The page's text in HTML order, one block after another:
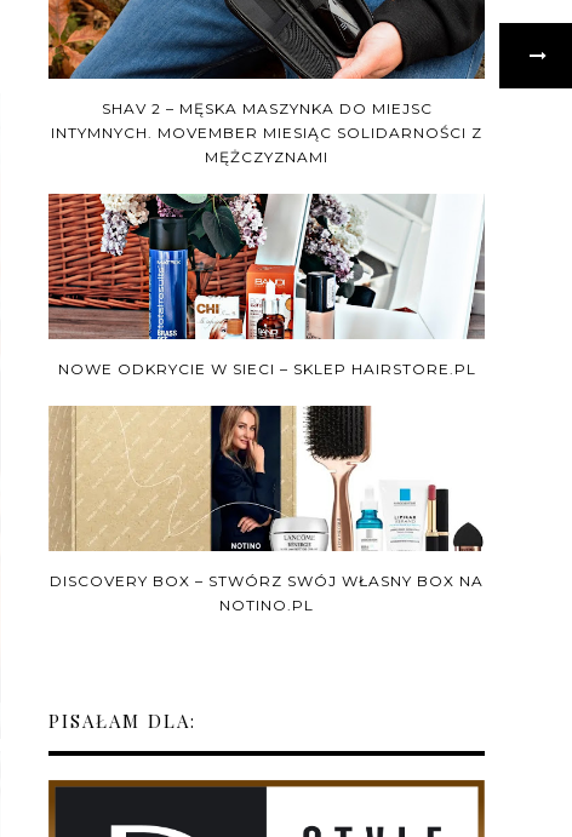
SHAV 2 – MĘSKA MASZYNKA DO MIEJSC
INTYMNYCH. MOVEMBER MIESIĄC SOLIDARNOŚCI Z
MĘŻCZYZNAMI
NOWE ODKRYCIE W SIECI – SKLEP HAIRSTORE.PL
DISCOVERY BOX – STWÓRZ SWÓJ WŁASNY BOX NA
NOTINO.PL
PISAŁAM DLA: